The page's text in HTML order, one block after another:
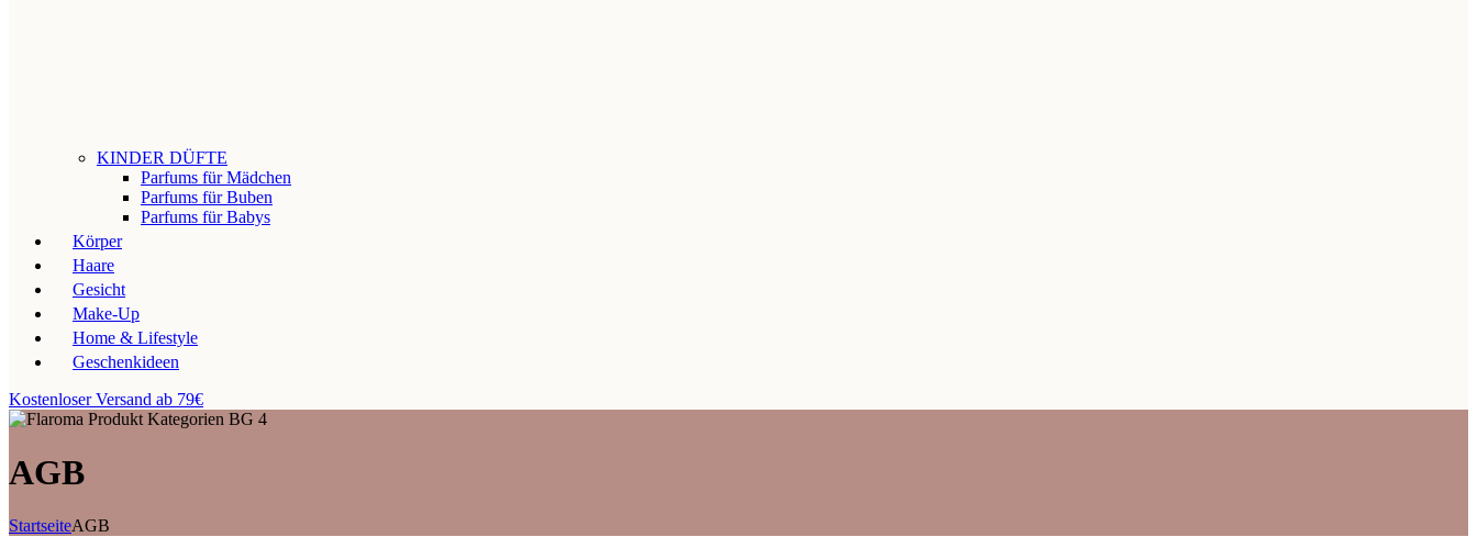
KINDER DÜFTE
Parfums für Mädchen
Parfums für Buben
Parfums für Babys
Körper
Haare
Gesicht
Make-Up
Home & Lifestyle
Geschenkideen
Kostenloser Versand ab 79€
AGB
StartseiteAGB